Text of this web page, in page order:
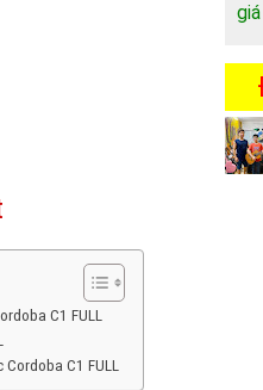
C1 FULL
C1 FULL